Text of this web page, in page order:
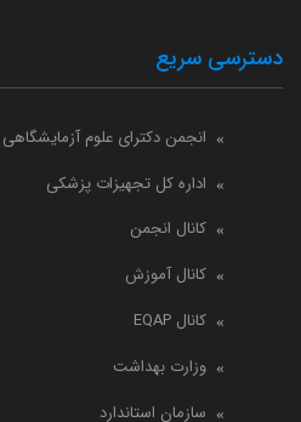
دسترسی سریع
انجمن دکترای علوم آزمایشگاهی
اداره کل تجهیزات پزشکی
کانال انجمن
کانال آموزش
کانال EQAP
وزارت بهداشت
سازمان استاندارد